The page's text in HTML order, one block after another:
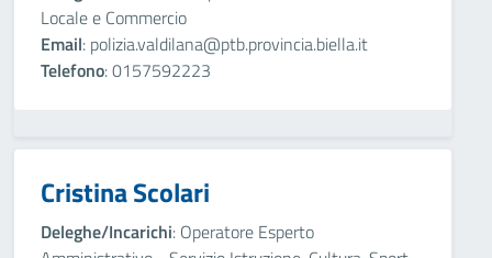
Locale e Commercio
Email: polizia.valdilana@ptb.provincia.biella.it
Telefono: 0157592223
Cristina Scolari
Deleghe/Incarichi: Operatore Esperto